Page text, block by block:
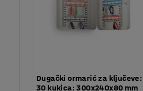
Dugački ormarić za ključeve:
30 kukica: 300x240x80 mm